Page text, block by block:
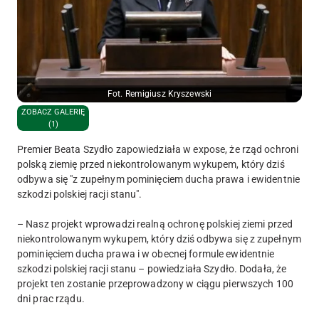
Fot. Remigiusz Kryszewski
ZOBACZ GALERIĘ
(1)
Premier Beata Szydło zapowiedziała w expose, że rząd ochroni
polską ziemię przed niekontrolowanym wykupem, który dziś
odbywa się "z zupełnym pominięciem ducha prawa i ewidentnie
szkodzi polskiej racji stanu".
– Nasz projekt wprowadzi realną ochronę polskiej ziemi przed
niekontrolowanym wykupem, który dziś odbywa się z zupełnym
pominięciem ducha prawa i w obecnej formule ewidentnie
szkodzi polskiej racji stanu – powiedziała Szydło. Dodała, że
projekt ten zostanie przeprowadzony w ciągu pierwszych 100
dni prac rządu.